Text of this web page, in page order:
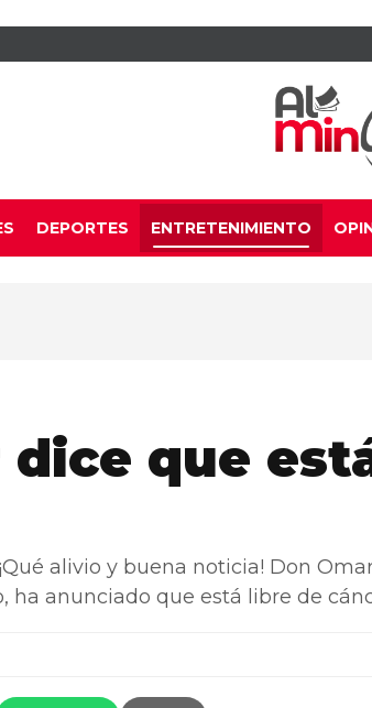
DEPORTES ENTRETENIMIENTO
dice que
alivio y buena noticia! Don
ha anunciado que está libre de